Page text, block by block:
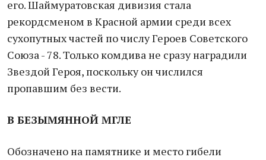
его. Шаймуратовская дивизия стала
рекордсменом в Красной армии среди всех
сухопутных частей по числу Героев Советского
Союза - 78. Только комдива не сразу наградили
Звездой Героя, поскольку он числился
пропавшим без вести.
В БЕЗЫМЯННОЙ МГЛЕ
Обозначено на памятнике и место гибели